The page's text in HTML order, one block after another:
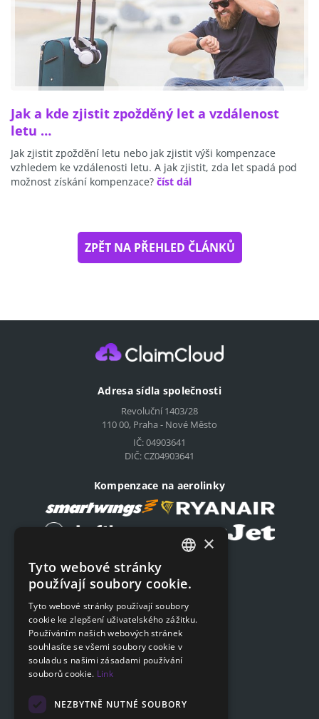
Jak a kde zjistit zpožděný let a vzdálenost
letu …
Jak zjistit zpoždění letu nebo jak zjistit výši kompenzace
vzhledem ke vzdálenosti letu. A jak zjistit, zda let spadá pod
možnost získání kompenzace? číst dál
ZPĚT NA PŘEHLED ČLÁNKŮ
Adresa sídla společnosti
Revoluční 1403/28
110 00, Praha - Nové Město
IČ: 04903641
DIČ: CZ04903641
Kompenzace na aerolinky
Podat on-line žádost
Podat on-line žádost
Navigace
Ceník
Otázky a odpovědi
Poradna
SLOVAK
×
Tyto webové stránky
používají soubory cookie.
Tyto webové stránky používají soubory
cookie ke zlepšení uživatelského zážitku.
Používáním našich webových stránek
souhlasíte se všemi soubory cookie v
souladu s našimi zásadami používání
souborů cookie. Link
NEZBYTNĚ NUTNÉ SOUBORY